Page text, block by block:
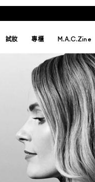
試妝 專櫃 M.A.C.Zine